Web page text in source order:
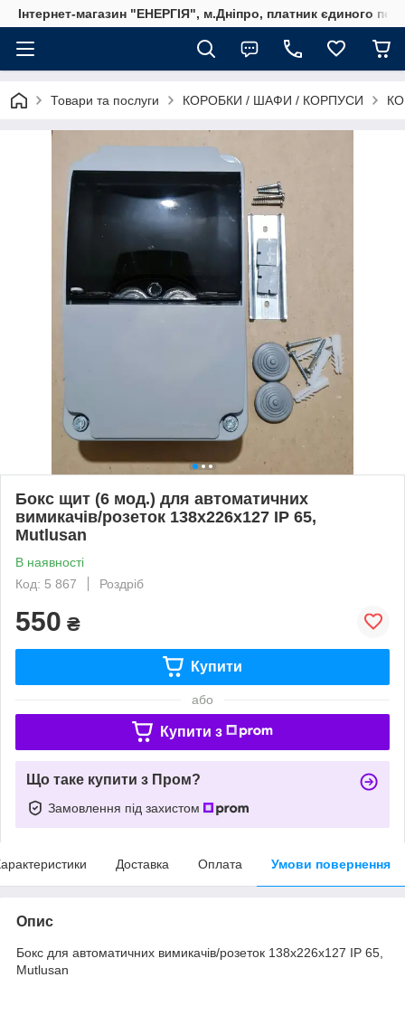
Інтернет-магазин "ЕНЕРГІЯ", м.Дніпро, платник єдиного
Товари та послуги КОРОБКИ / ШАФИ / КОРПУСИ
Бокс щит (6 мод.) для автоматичних
вимикачів/розеток 138x226x127 IP 65,
Mutlusan
В наявності
Код: 5 867
Роздріб
550 ₴
Купити
або
Купити з
Що таке купити з Пром?
Замовлення під захистом
Доставка Оплата Умови повернення
Опис
Бокс для автоматичних вимикачів/розеток 138x226x127 IP 65,
Mutlusan